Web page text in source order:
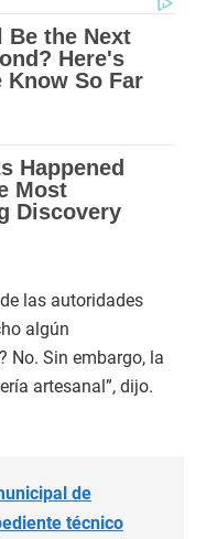
las autoridades
algún
No. Sin embargo, la
artesanal”, dijo.
de
técnico